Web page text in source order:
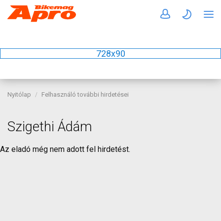
728x90
Nyitólap Felhasználó további hirdetései
Szigethi Ádám
Az eladó még nem adott fel hirdetést.